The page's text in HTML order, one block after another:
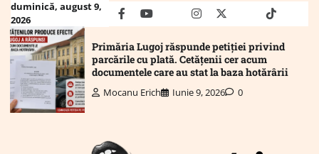
Skip
content
duminică, august 9,
2026
facebookyoutubeMailinstagram
twitter truthtiktok
Primăria Lugoj răspunde petiției privind
parcările cu plată. Cetățenii cer acum
documentele care au stat la baza hotărârii
Mocanu Erich Iunie 9, 2026 0